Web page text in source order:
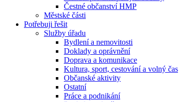
Čestné občanství HMP
Městské části
Potřebuji řešit
Služby úřadu
Bydlení a nemovitosti
Doklady a oprávnění
Doprava a komunikace
Kultura, sport, cestování a volný čas
Občanské aktivity
Ostatní
Práce a podnikání